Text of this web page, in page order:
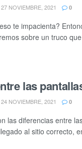
27 NOVIEMBRE, 2021 0
te impacienta?
sobre un truco
las
24 NOVIEMBRE, 2021 0
las diferencias entre
al sitio correcto,